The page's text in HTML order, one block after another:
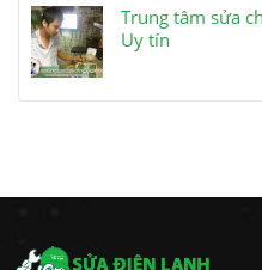
Trung tâm sửa
Uy tín